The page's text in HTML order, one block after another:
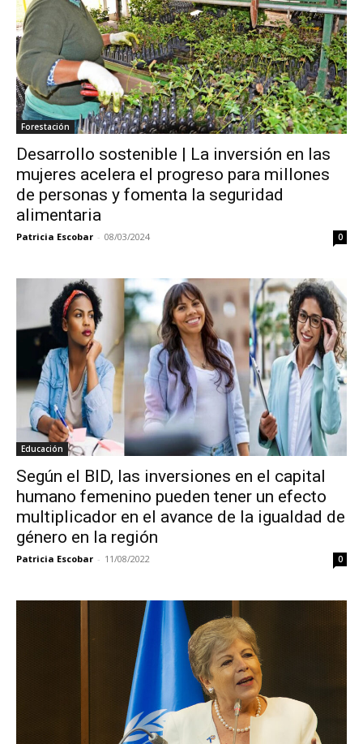
Forestación
Desarrollo sostenible | La inversión en las
mujeres acelera el progreso para millones
de personas y fomenta la seguridad
alimentaria
Patricia Escobar - 08/03/2024 0
Educación
Según el BID, las inversiones en el capital
humano femenino pueden tener un efecto
multiplicador en el avance de la igualdad de
género en la región
Patricia Escobar - 11/08/2022 0